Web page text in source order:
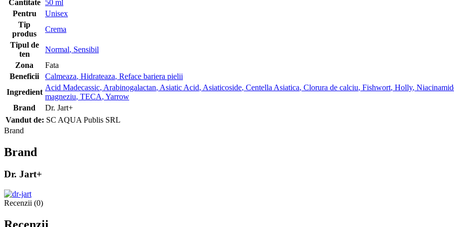
Cantitate
50 ml
Pentru
Unisex
Tip
produs
Crema
Tipul de
ten
Normal, Sensibil
Zona
Fata
Beneficii
Calmeaza, Hidrateaza, Reface bariera pielii
Ingredient
Acid Madecassic, Arabinogalactan, Asiatic Acid, Asiaticoside, Centella Asiatica, Clorura de calciu, Fishwort, Holly,
magneziu, TECA, Yarrow
Brand
Dr. Jart+
Vandut de: SC AQUA Publis SRL
Brand
Brand
Dr. Jart+
Recenzii (0)